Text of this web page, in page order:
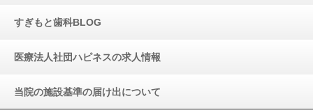
すぎもと歯科BLOG
医療法人社団ハピネスの求人情報
当院の施設基準の届け出について